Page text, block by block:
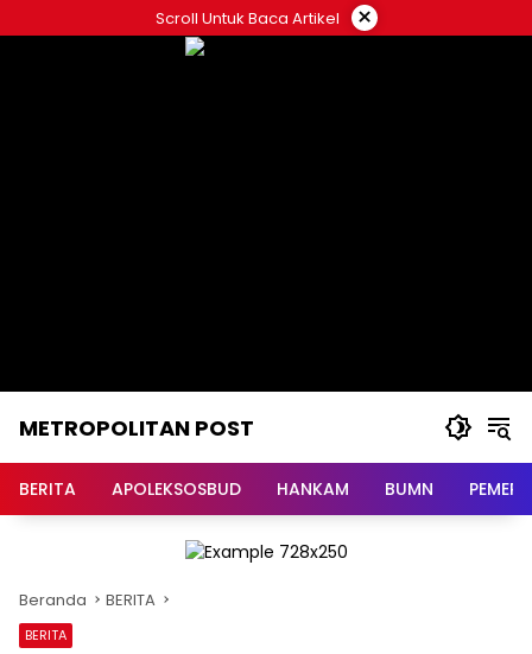
ke
Scroll Untuk Baca Artikel ×
METROPOLITAN POST
BERITA APOLEKSOSBUD HANKAM BUMN
Beranda BERITA
BERITA